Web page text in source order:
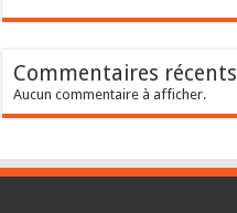
Commentaires récents
Aucun commentaire à afficher.